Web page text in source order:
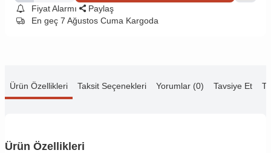
Fiyat Alarmı
Paylaş
En geç 7 Ağustos Cuma Kargoda
Ürün Özellikleri Taksit Seçenekleri Yorumlar (0) Tavsiye Et
Ürün Özellikleri